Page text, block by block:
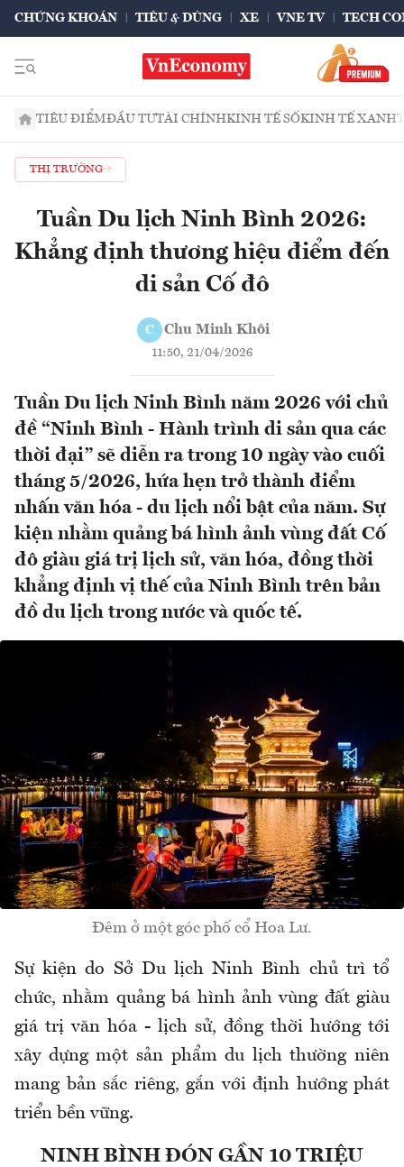
CHỨNG KHOÁN TIÊU & DÙNG XE VNE TV TECH
TIÊU ĐIỂMĐẦU TƯTÀI CHÍNHKINH TẾ SỐKINH TẾ XANH
THỊ TRƯỜNG
Tuần Du lịch Ninh Bình 2026:
Khẳng định thương hiệu điểm đến
di sản Cố đô
C Chu Minh Khôi
11:50, 21/04/2026
Tuần Du lịch Ninh Bình năm 2026 với chủ
đề “Ninh Bình - Hành trình di sản qua các
thời đại” sẽ diễn ra trong 10 ngày vào cuối
tháng 5/2026, hứa hẹn trở thành điểm
nhấn văn hóa - du lịch nổi bật của năm. Sự
kiện nhằm quảng bá hình ảnh vùng đất Cố
đô giàu giá trị lịch sử, văn hóa, đồng thời
khẳng định vị thế của Ninh Bình trên bản
đồ du lịch trong nước và quốc tế.
Đêm ở một góc phố cổ Hoa Lư.
Sự kiện do Sở Du lịch Ninh Bình chủ trì tổ
chức, nhằm quảng bá hình ảnh vùng đất giàu
giá trị văn hóa - lịch sử, đồng thời hướng tới
xây dựng một sản phẩm du lịch thường niên
mang bản sắc riêng, gắn với định hướng phát
triển bền vững.
NINH BÌNH ĐÓN GẦN 10 TRIỆU